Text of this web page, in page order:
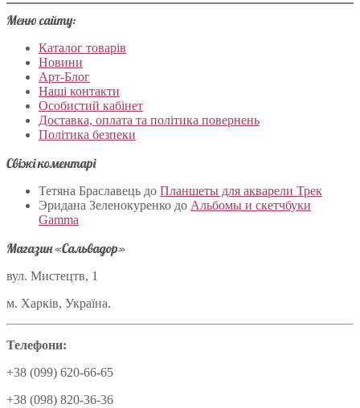
Меню сайту:
Каталог товарів
Новини
Арт-Блог
Наші контакти
Особистий кабінет
Доставка, оплата та політика повернень
Політика безпеки
Свіжі коментарі
Тетяна Браславець до Планшеты для акварели Трек
Эридана Зеленокуренко до Альбомы и скетчбуки
Gamma
Магазин «Сальвадор»
вул. Мистецтв, 1
м. Харків, Україна.
Телефони:
+38 (099) 620-66-65
+38 (098) 820-36-36